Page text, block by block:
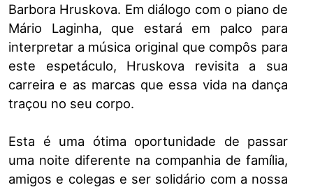
Barbora Hruskova. Em diálogo com o piano de
Mário Laginha, que estará em palco para
interpretar a música original que compôs para
este espetáculo, Hruskova revisita a sua
carreira e as marcas que essa vida na dança
traçou no seu corpo.
Esta é uma ótima oportunidade de passar
uma noite diferente na companhia de família,
amigos e colegas e ser solidário com a nossa